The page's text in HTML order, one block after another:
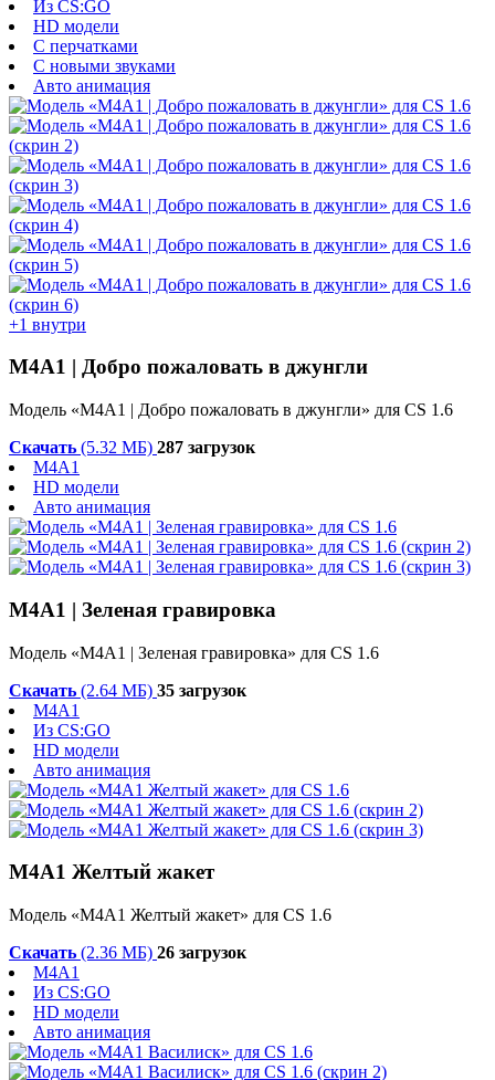
Из CS:GO
HD модели
С перчатками
С новыми звуками
Авто анимация
+1 внутри
М4А1 | Добро пожаловать в джунгли
Модель «М4А1 | Добро пожаловать в джунгли» для CS 1.6
Скачать (5.32 МБ) 287 загрузок
M4A1
HD модели
Авто анимация
М4А1 | Зеленая гравировка
Модель «М4А1 | Зеленая гравировка» для CS 1.6
Скачать (2.64 МБ) 35 загрузок
M4A1
Из CS:GO
HD модели
Авто анимация
М4А1 Желтый жакет
Модель «М4А1 Желтый жакет» для CS 1.6
Скачать (2.36 МБ) 26 загрузок
M4A1
Из CS:GO
HD модели
Авто анимация